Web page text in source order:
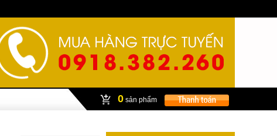
0 sản phẩm